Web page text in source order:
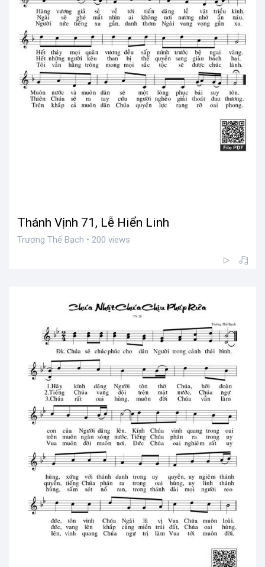
Thánh Vịnh 71, Lễ Hiển Linh
Trương Thế Bạch • 200 views